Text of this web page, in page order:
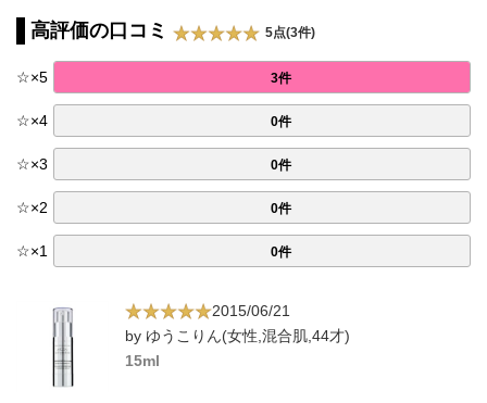
高評価の口コミ 5点(3件)
☆×5 3件
☆×4 0件
☆×3 0件
☆×2 0件
☆×1 0件
2015/06/21
by ゆうこりん(女性,混合肌,44才)
15ml